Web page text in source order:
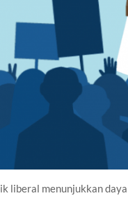
liberal menunjukkan